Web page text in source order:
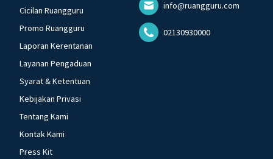
Cicilan Ruangguru
Promo Ruangguru
Laporan Kerentanan
Layanan Pengaduan
Syarat & Ketentuan
Kebijakan Privasi
Tentang Kami
Kontak Kami
Press Kit
info@ruangguru.com
02130930000